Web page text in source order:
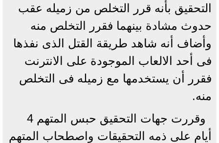
التحقيق بأنه قرر التخلص من زميله عقب
حدوث مشادة بينهما فقرر التخلص منه
وأضاف أنه شاهد طريقة القتل الذى نفذها
فى أحد الالعاب الموجودة على الانترنت
فقرر أن يستخدمها مع زميله فى التخلص
منه.
وقررت جهات التحقيق حبس المتهم 4
أيام على ذمه التحقيقات واصطحاب المتهم